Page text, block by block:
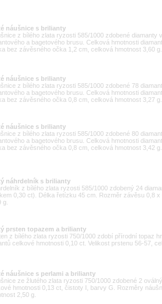
náušnice s brilianty
z bílého zlata ryzosti 585/1000 zdobené diamanty
a bagetového brusu. Celková hmotnosti
bez závěsného očka 1,2 cm, celková hmotnost 3,60 g.
náušnice s brilianty
z bílého zlata ryzosti 585/1000 zdobené 78
a bagetového brusu. Celková hmotnosti
bez závěsného očka 0,8 cm, celková hmotnost 3,27 g.
náušnice s brilianty
z bílého zlata ryzosti 585/1000 zdobené 80
a bagetového brusu. Celková hmotnosti
bez závěsného očka 0,8 cm, celková hmotnost 3,42 g.
náhrdelník s brilianty
z bílého zlata ryzosti 585/1000 zdobený 24
0,30 ct). Délka řetízku 45 cm. Rozměr závěsu 0,8
g.
prsten topazem a brilianty
z bílého zlata ryzosti 750/1000 zdobí přírodní topaz
celkové hmotnosti 0,10 ct. Velikost prstenu 56-57,
náušnice s perlami a brilianty
ze žlutého zlata ryzosti 750/1000 zdobené 2
hmotnosti 0,13 ct, čistoty I, barvy G. Rozměry
2,50 g.